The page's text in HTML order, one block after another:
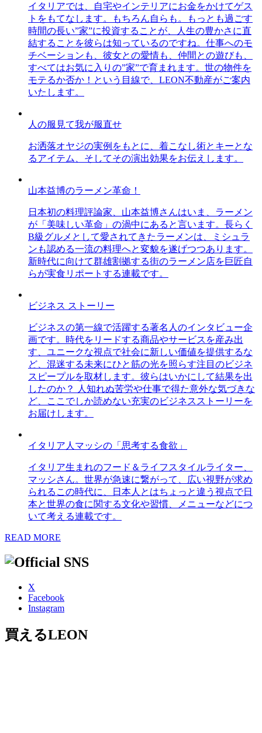
イタリアでは、自宅やインテリアにお金をかけてゲス
トをもてなします。もちろん自らも。もっとも過ごす
時間の長い”家”に投資することが、人生の豊かさに直
結することを彼らは知っているのですね。仕事へのモ
チベーションも、彼女との愛情も、仲間との遊びも、
すべてはお気に入りの”家”で育まれます。世の物件を
モテるか否か！という目線で、LEON不動産がご案内
いたします。
人の服見て我が服直せ
お洒落オヤジの実例をもとに、着こなし術とキーとな
るアイテム、そしてその演出効果をお伝えします。
山本益博のラーメン革命！
日本初の料理評論家、山本益博さんはいま、ラーメン
が「美味しい革命」の渦中にあると言います。長らく
B級グルメとして愛されてきたラーメンは、ミシュラ
ンも認める一流の料理へと変貌を遂げつつあります。
新時代に向けて群雄割拠する街のラーメン店を巨匠自
らが実食リポートする連載です。
ビジネス ストーリー
ビジネスの第一線で活躍する著名人のインタビュー企
画です。時代をリードする商品やサービスを産み出
す、ユニークな視点で社会に新しい価値を提供するな
ど、混迷する未来にひと筋の光を照らす注目のビジネ
スピープルを取材します。彼らはいかにして結果を出
したのか？ 人知れぬ苦労や仕事で得た意外な気づきな
ど、ここでしか読めない充実のビジネスストーリーを
お届けします。
イタリア人マッシの「思考する食欲」
イタリア生まれのフード＆ライフスタイルライター、
マッシさん。世界が急速に繋がって、広い視野が求め
られるこの時代に、日本人とはちょっと違う視点で日
本と世界の食に関する文化や習慣、メニューなどにつ
いて考える連載です。
READ MORE
X
Facebook
Instagram
買えるLEON